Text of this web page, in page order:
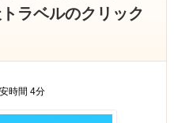
ラベルのクリック
時間 4分